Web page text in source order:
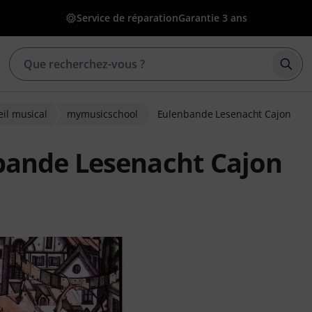
Service de réparationGarantie 3 ans
musical mymusicschool Eulenbande Lesenacht Cajon
Lesenacht Cajon
clients